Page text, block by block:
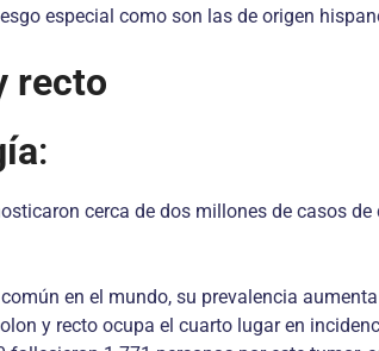
especial como son las de origen
recto
:
cerca de dos millones de casos
en el mundo, su prevalencia
y recto ocupa el cuarto lugar en